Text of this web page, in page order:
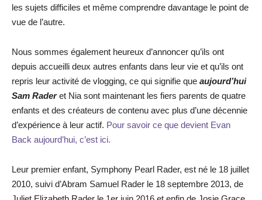
les sujets difficiles et même comprendre davantage le point de
vue de l’autre.
Nous sommes également heureux d’annoncer qu’ils ont
depuis accueilli deux autres enfants dans leur vie et qu’ils ont
repris leur activité de vlogging, ce qui signifie que aujourd’hui
Sam Raderet Nia sont maintenant les fiers parents de quatre
enfants et des créateurs de contenu avec plus d’une décennie
d’expérience à leur actif. Pour savoir ce que devient Evan
Back aujourd’hui, c’est ici.
Leur premier enfant, Symphony Pearl Rader, est né le 18 juillet
2010, suivi d’Abram Samuel Rader le 18 septembre 2013, de